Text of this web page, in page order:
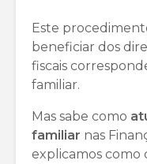
Este
beneficiar dos
fiscais
familiar.
Mas sabe como
familiar nas
explicamos como